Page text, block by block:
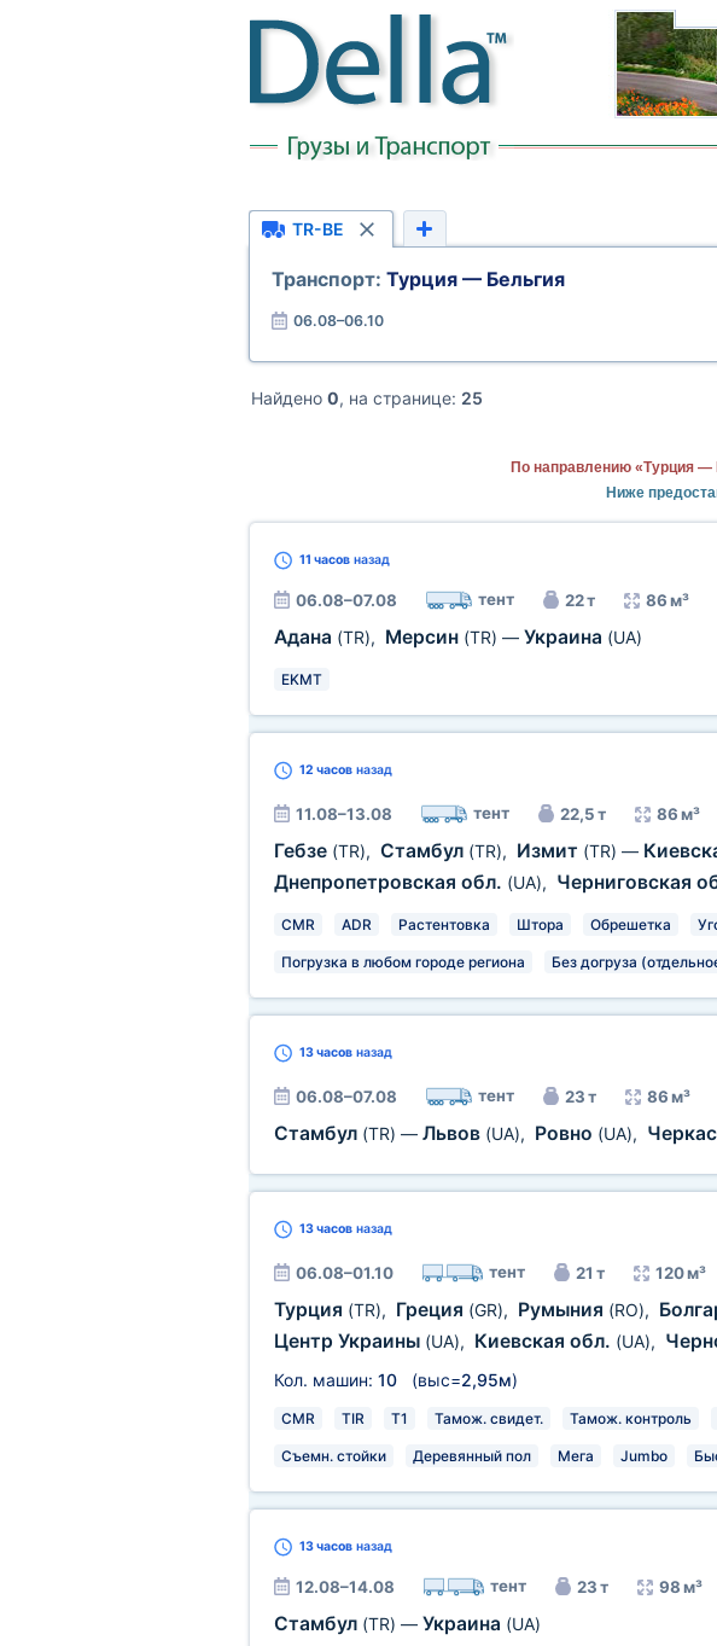
TR-BE
Транспорт: Турция — Бельгия
06.08–06.10
Найдено 0, на странице: 25
По направлению «Турция —
Ниже
11 часовназад
06.08–07.08 тент 22 т 86 м³
Адана (TR), Мерсин (TR) — Украина (UA)
EKMT
12 часовназад
11.08–13.08 тент 22,5 т 86 м³
Гебзе (TR), Стамбул (TR), Измит (TR) —
Днепропетровская обл. (UA), Черниговская
CMR ADR Растентовка Штора Обрешетка
Погрузка в любом городе региона Без догруза
13 часовназад
06.08–07.08 тент 23 т 86 м³
Стамбул (TR) — Львов (UA), Ровно (UA),
13 часовназад
06.08–01.10 тент 21 т 120 м³
Турция (TR), Греция (GR), Румыния (RO),
Центр Украины (UA), Киевская обл. (UA),
Кол. машин: 10(выс=2,95м)
CMR TIR T1 Тамож. свидет. Тамож. контроль
Съемн. стойки Деревянный пол Мега Jumbo
13 часовназад
12.08–14.08 тент 23 т 98 м³
Стамбул (TR) — Украина (UA)